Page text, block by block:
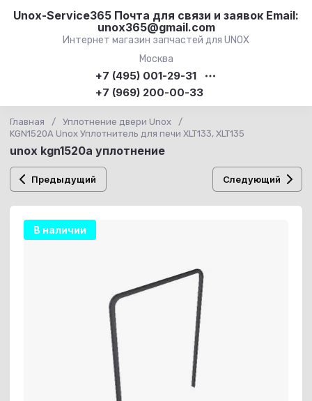
Unox-Service365 Почта для связи и заявок Email:
unox365@gmail.com
Интернет магазин запчастей для UNOX
Москва
+7 (495) 001-29-31
+7 (969) 200-00-33
Главная / Уплотнение двери Unox
/
KGN1520A Unox Уплотнитель для печи XLT133, XLT135
unox kgn1520a уплотнение
Предыдущий Следующий
В наличии